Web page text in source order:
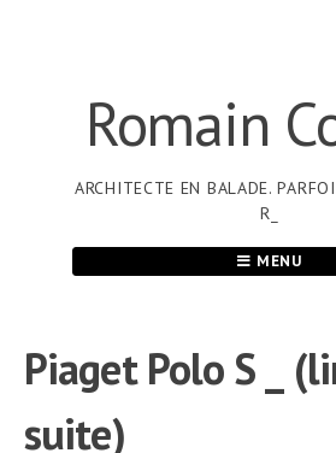
Romain
ARCHITECTE EN BALADE.
R_
MENU
Piaget Polo S _
suite)